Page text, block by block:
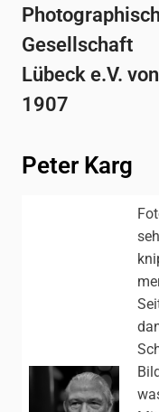
Zum
Inhalt
springen
Gesellschaft
Lübeck e.V. von
1907
Peter Karg